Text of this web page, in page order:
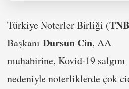
Türkiye Noterler Birliği (TNB
Başkanı Dursun Cin, AA
muhabirine, Kovid-19 salgını
nedeniyle noterliklerde çok